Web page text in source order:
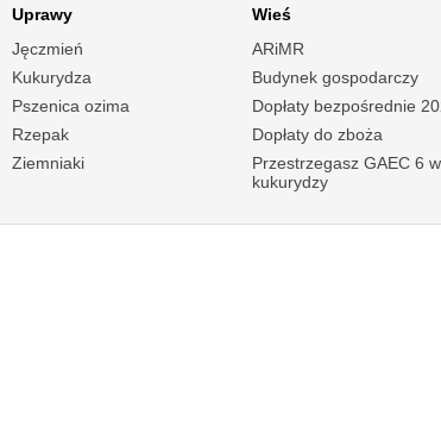
Uprawy
Jęczmień
Kukurydza
Pszenica ozima
Rzepak
Ziemniaki
Wieś
ARiMR
Budynek gospodarczy
Dopłaty bezpośrednie
Dopłaty do zboża
Przestrzegasz GAEC 6 w
kukurydzy